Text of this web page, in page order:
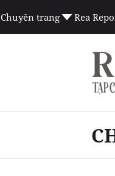
Chuyên trang Rea